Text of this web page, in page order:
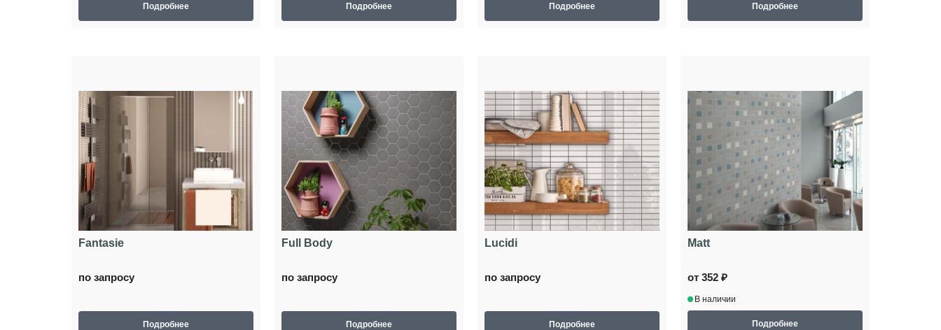
Подробнее Подробнее Подробнее Подробнее
Fantasie
по запросу
Подробнее
Full Body
по запросу
Подробнее
Lucidi
по запросу
Подробнее
Matt
от 352 ₽
В наличии
Подробнее